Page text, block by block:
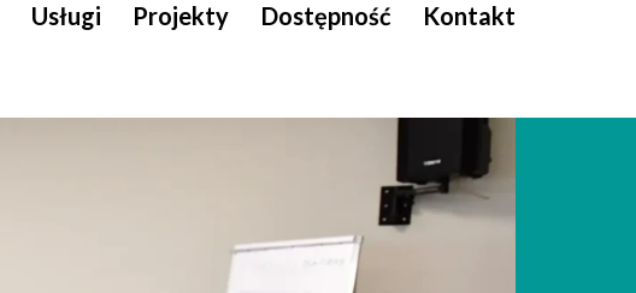
Usługi Projekty Dostępność Kontakt